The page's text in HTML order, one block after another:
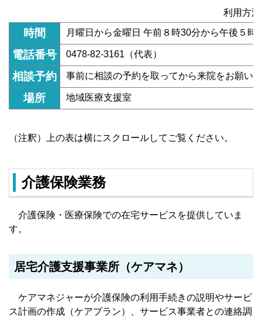
利用方
時間 月曜日から金曜日 午前８時30分から午後５
電話番号 0478-82-3161（代表）
相談予約 事前に相談の予約を取ってから来院をお願い
場所 地域医療支援室
（注釈）上の表は横にスクロールしてご覧ください。
介護保険業務
介護保険・医療保険での在宅サービスを提供していま
す。
居宅介護支援事業所（ケアマネ）
ケアマネジャーが介護保険の利用手続きの説明やサービ
ス計画の作成（ケアプラン）、サービス事業者との連絡調